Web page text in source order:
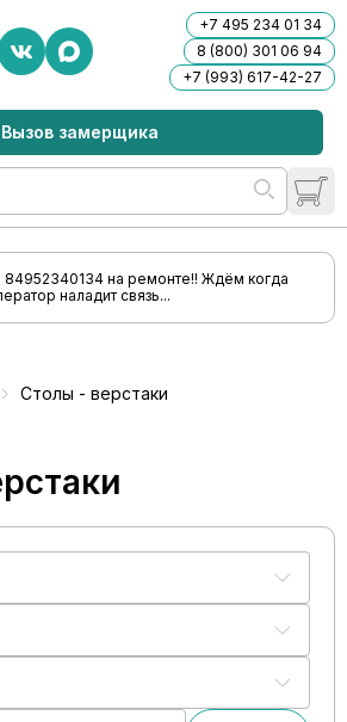
+7 495 234 01 34
8 (800) 301 06 94
+7 (993) 617-42-27
Вызов замерщика
на ремонте!! Ждём когда
наладит связь...
Столы - верстаки